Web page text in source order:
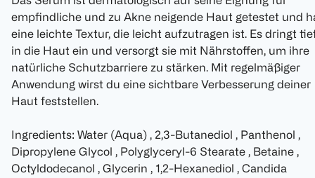
empfindliche und zu Akne neigende Haut getestet und
eine leichte Textur, die leicht aufzutragen ist. Es dringt
in die Haut ein und versorgt sie mit Nährstoffen, um ihre
natürliche Schutzbarriere zu stärken. Mit regelmäßiger
Anwendung wirst du eine sichtbare Verbesserung deiner
Haut feststellen.
Ingredients: Water (Aqua) , 2,3-Butanediol , Panthenol ,
Dipropylene Glycol , Polyglyceryl-6 Stearate , Betaine ,
Octyldodecanol , Glycerin , 1,2-Hexanediol , Candida